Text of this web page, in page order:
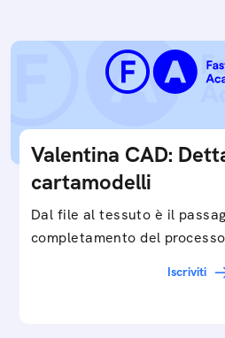
Valentina CAD:
cartamodelli
Dal file al tessuto è il
completamento del
Iscriviti